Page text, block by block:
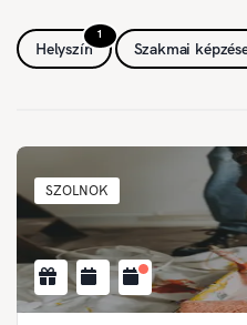
1
Helyszín Szakmai
SZOLNOK